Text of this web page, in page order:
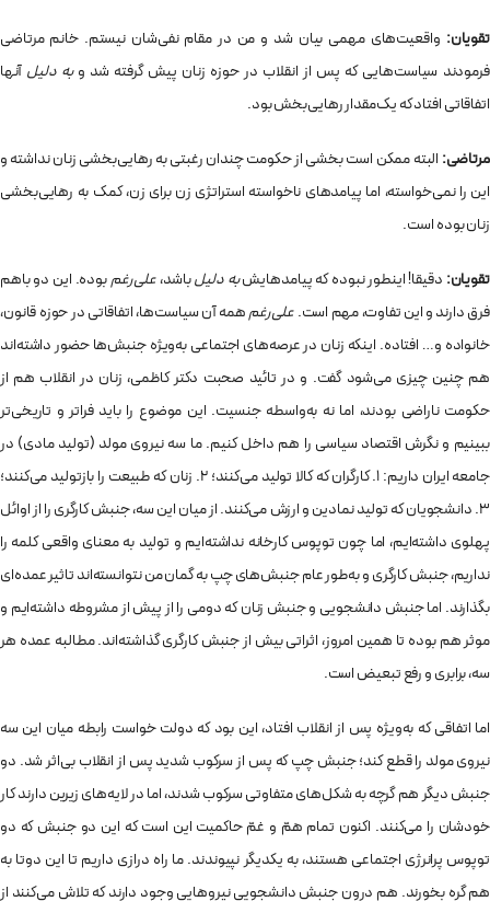
تقویان: واقعیت‌های مهمی بیان شد و من در مقام نفی‌شان نیستم. خانم مرتاضی
فرمودند سیاست‌هایی که پس از انقلاب در حوزه زنان پیش گرفته شد وبه دلیل آنها
اتفاقاتی افتاد که یک‌مقدار رهایی‌بخش بود.
مرتاضی: البته ممکن است بخشی از حکومت چندان رغبتی به رهایی‌بخشی زنان نداشته و
این را نمی‌خواسته، اما پیامدهای ناخواسته‌ استراتژی زن برای زن، کمک به رهایی‌بخشی
زنان بوده است.
تقویان: دقیقا! اینطور نبوده که پیامدهایشبه دلیلباشد،علی‌رغمبوده. این دو باهم
فرق دارند و این تفاوت، مهم است.علی‌رغمهمه آن سیاست‌ها، اتفاقاتی در حوزه قانون،
خانواده و… افتاده. اینکه زنان در عرصه‌های اجتماعی به‌ویژه جنبش‌ها حضور داشته‌اند
هم چنین چیزی می‌شود گفت. و در تائید صحبت دکتر کاظمی، زنان در انقلاب هم از
حکومت ناراضی بودند، اما نه به‌واسطه جنسیت. این موضوع را باید فراتر و تاریخی‌تر
ببینیم و نگرش اقتصاد سیاسی را هم داخل کنیم. ما سه نیروی مولد (تولید مادی) در
جامعه ایران داریم: 1. کارگران که کالا تولید می‌کنند؛ 2. زنان که طبیعت را بازتولید می‌کنند؛
3. دانشجویان که تولید نمادین و ارزش می‌کنند. از میان این سه، جنبش کارگری را از اوائل
پهلوی داشته‌ایم، اما چون توپوس کارخانه نداشته‌ایم و تولید به معنای واقعی کلمه را
نداریم، جنبش کارگری و به‌طور عام جنبش‌های چپ به گمان من نتوانسته‌اند تاثیر عمده‌ای
بگذارند. اما جنبش دانشجویی و جنبش زنان که دومی را از پیش از مشروطه داشته‌ایم و
موثر هم بوده تا همین امروز، اثراتی بیش از جنبش کارگری گذاشته‌اند. مطالبه عمده هر
سه، برابری و رفع تبعیض است.
اما اتفاقی که به‌ویژه پس از انقلاب افتاد، این بود که دولت خواست رابطه میان این سه
نیروی مولد را قطع کند؛ جنبش چپ که پس از سرکوب شدید پس از انقلاب بی‌اثر شد. دو
جنبش دیگر هم گرچه به شکل‌های متفاوتی سرکوب شدند، اما در لایه‌های زیرین دارند کار
خودشان را می‌کنند. اکنون تمام همّ و غمّ حاکمیت این است که این دو جنبش که دو
توپوس پرانرژی اجتماعی هستند، به یکدیگر نپیوندند. ما راه درازی داریم تا این دوتا به
هم گره بخورند. هم درون جنبش دانشجویی نیروهایی وجود دارند که تلاش می‌کنند از